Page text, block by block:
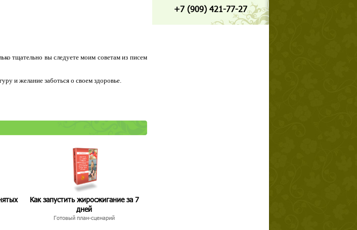
тщательно вы следуете моим советам из писем
и желание заботься о своем здоровье.
Как запустить жиросжигание за 7
дней
Готовый план-сценарий
+7 (909) 421-77-27